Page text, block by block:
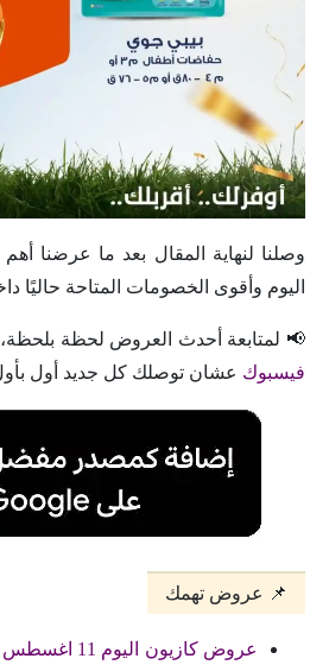
وصلنا لنهاية المقال بعد ما عرضنا
اليوم وأقوى الخصومات المتاحة حاليًا
📢 لمتابعة أحدث العروض لحظة بلحظة،
فيسبوك عشان توصلك كل جديد أول
📌 عروض تهمك